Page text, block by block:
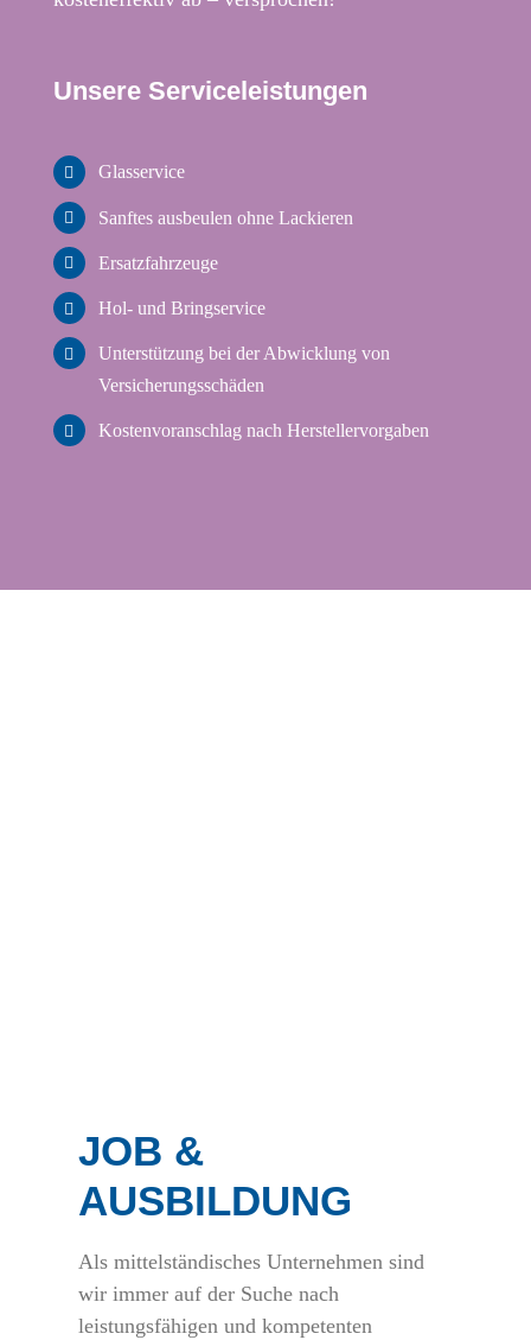
Unsere Serviceleistungen
Glasservice
Sanftes ausbeulen ohne Lackieren
Ersatzfahrzeuge
Hol- und Bringservice
Unterstützung bei der Abwicklung von
Versicherungsschäden
Kostenvoranschlag nach Herstellervorgaben
JOB &
AUSBILDUNG
Als mittelständisches Unternehmen sind
wir immer auf der Suche nach
leistungsfähigen und kompetenten